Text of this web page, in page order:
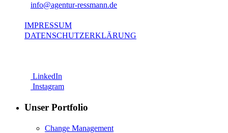
info@agentur-ressmann.de
IMPRESSUM
DATENSCHUTZERKLÄRUNG
LinkedIn
Instagram
Unser Portfolio
Change Management